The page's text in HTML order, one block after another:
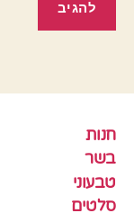
חנות
בשר
טבעוני
סלטים